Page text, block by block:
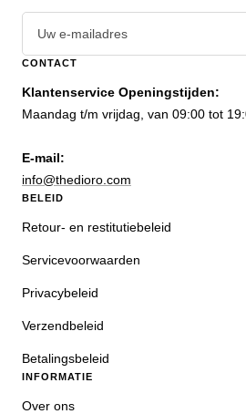
Uw e-mailadres
CONTACT
Klantenservice Openingstijden:
Maandag t/m vrijdag, van 09:00 tot
E-mail:
info@thedioro.com
BELEID
Retour- en restitutiebeleid
Servicevoorwaarden
Privacybeleid
Verzendbeleid
Betalingsbeleid
INFORMATIE
Over ons